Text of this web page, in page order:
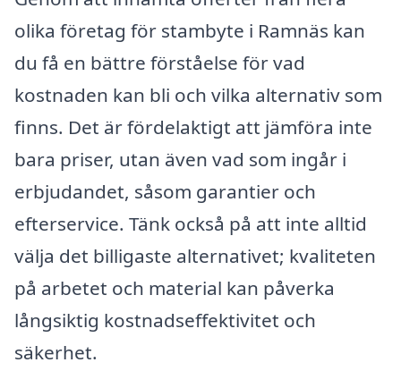
olika företag för stambyte i Ramnäs kan
du få en bättre förståelse för vad
kostnaden kan bli och vilka alternativ som
finns. Det är fördelaktigt att jämföra inte
bara priser, utan även vad som ingår i
erbjudandet, såsom garantier och
efterservice. Tänk också på att inte alltid
välja det billigaste alternativet; kvaliteten
på arbetet och material kan påverka
långsiktig kostnadseffektivitet och
säkerhet.